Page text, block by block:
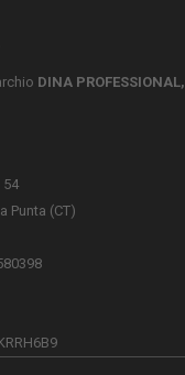
DINA PROFESSIONAL,
54
Punta (CT)